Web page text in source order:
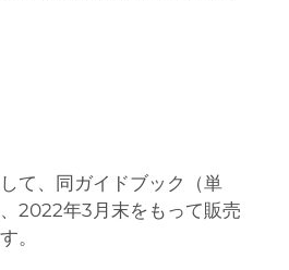
て、同ガイドブック（単
2022年3月末をもって販売
。